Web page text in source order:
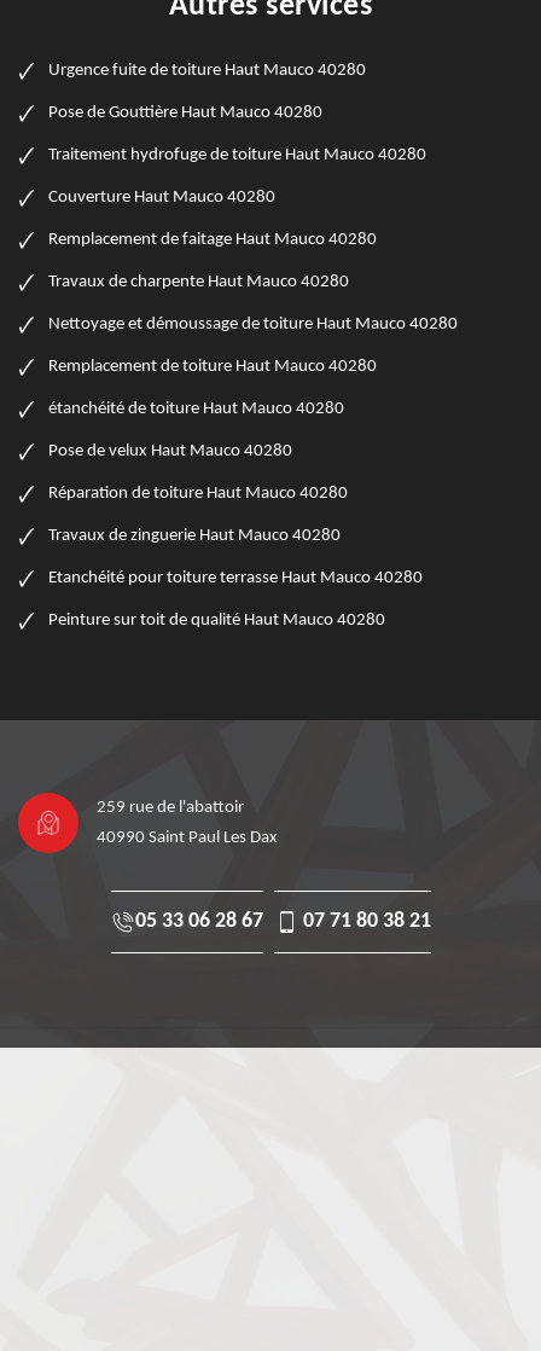
Autres services
Urgence fuite de toiture Haut Mauco 40280
Pose de Gouttière Haut Mauco 40280
Traitement hydrofuge de toiture Haut Mauco 40280
Couverture Haut Mauco 40280
Remplacement de faitage Haut Mauco 40280
Travaux de charpente Haut Mauco 40280
Nettoyage et démoussage de toiture Haut Mauco 40280
Remplacement de toiture Haut Mauco 40280
étanchéité de toiture Haut Mauco 40280
Pose de velux Haut Mauco 40280
Réparation de toiture Haut Mauco 40280
Travaux de zinguerie Haut Mauco 40280
Etanchéité pour toiture terrasse Haut Mauco 40280
Peinture sur toit de qualité Haut Mauco 40280
259 rue de l'abattoir
40990 Saint Paul Les Dax
05 33 06 28 67 07 71 80 38 21